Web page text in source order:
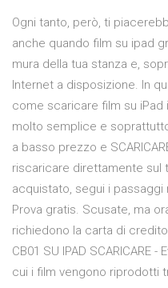
Ogni tanto, però, ti
anche quando film su ipad
mura della tua stanza e,
Internet a disposizione. In
come scaricare film su iPad
molto semplice e
a basso prezzo e
riscaricare direttamente sul
acquistato, segui i
Prova gratis. Scusate, ma
richiedono la carta di
CB01 SU IPAD SCARICARE
cui i film vengono riprodotti